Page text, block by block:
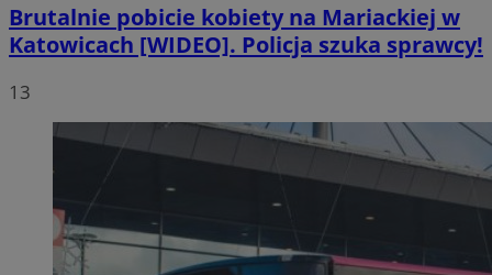
Brutalnie pobicie kobiety na Mariackiej w
Katowicach [WIDEO]. Policja szuka sprawcy!
13